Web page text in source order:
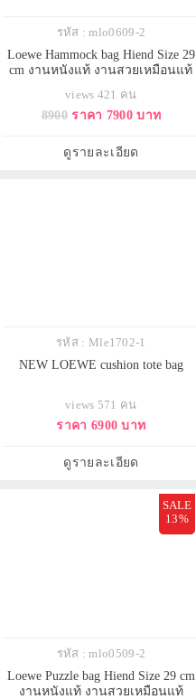
รหัส : mlo0609-2
Loewe Hammock bag Hiend Size 29
cm งานหนังแท้ งานสวยเหมือนแท้
views 421 คน
8900 ราคา 7900 บาท
ดูรายละเอียด
รหัส : Mle1702-1
NEW LOEWE cushion tote bag
views 571 คน
ราคา 6900 บาท
ดูรายละเอียด
SALE
13%
รหัส : mlo0509-2
Loewe Puzzle bag Hiend Size 29 cm
งานหนังแท้ งานสวยเหมือนแท้